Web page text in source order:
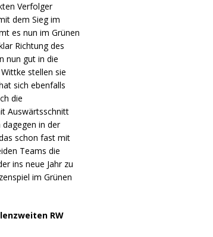
Verfolger
dem Sieg im
es nun im Grünen
Richtung des
nun gut in die
stellen sie
sich ebenfalls
die
Auswärtsschnitt
in der
schon fast mit
Teams die
ins neue Jahr zu
im Grünen
RW